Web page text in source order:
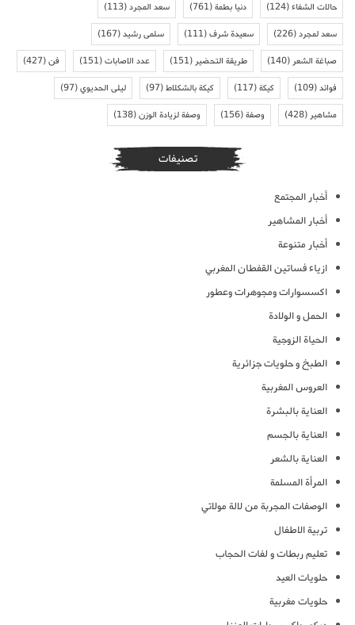
حالات الشفاء(124) دنيا بطمة(761) سعد المجرد(113)
سعد لمجرد(226) سعيدة شرف(111) سلمى رشيد(167)
صباغة الشعر(140) طريقة التحضير(151) عدد الاصابات(151) فن(427)
فوائد(109) كيكة(117) كيكة بالشكلاط(97) ليلى الحديوي(97)
مشاهير(428) وصفة(156) وصفة لزيادة الوزن(138)
تصنيفات
أخبار المجتمع
أخبار المشاهير
أخبار متنوعة
ازياء فساتين القفطان المغربي
اكسسوارات ومجوهرات وعطور
الحمل و الولادة
الحياة الزوجية
الطبخ و حلويات جزائرية
العروس المغربية
العناية بالبشرة
العناية بالجسم
العناية بالشعر
المرأة المسلمة
الوصفات المجربة من لالة مولاتي
تربية الاطفال
تعليم ربطات و لفات الحجاب
حلويات العيد
حلويات مغربية